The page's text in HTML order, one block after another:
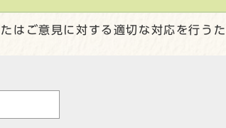
はご意見に対する適切な対応を行う